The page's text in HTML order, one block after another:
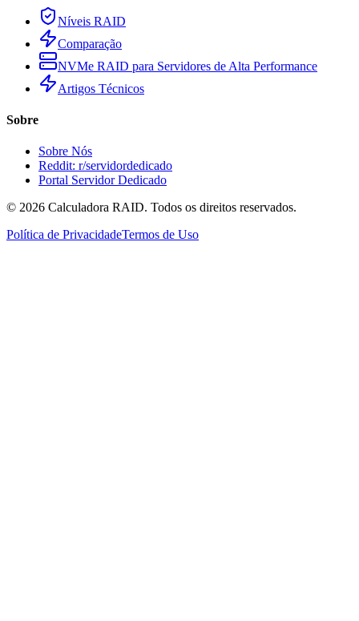
Níveis RAID
Comparação
NVMe RAID para Servidores de Alta Performance
Artigos Técnicos
Sobre
Sobre Nós
Reddit: r/servidordedicado
Portal Servidor Dedicado
© 2026 Calculadora RAID. Todos os direitos reservados.
Política de PrivacidadeTermos de Uso